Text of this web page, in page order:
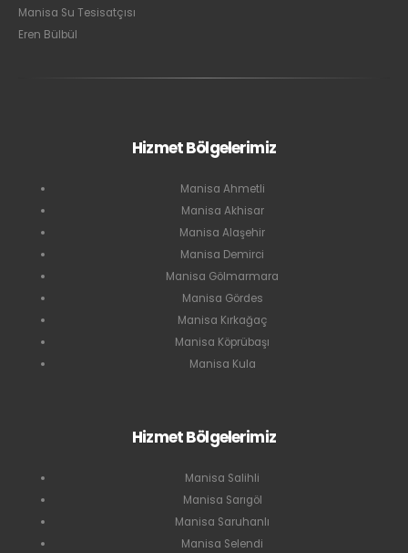
Manisa Su Tesisatçısı
Eren Bülbül
Hizmet Bölgelerimiz
Manisa Ahmetli
Manisa Akhisar
Manisa Alaşehir
Manisa Demirci
Manisa Gölmarmara
Manisa Gördes
Manisa Kırkağaç
Manisa Köprübaşı
Manisa Kula
Hizmet Bölgelerimiz
Manisa Salihli
Manisa Sarıgöl
Manisa Saruhanlı
Manisa Selendi